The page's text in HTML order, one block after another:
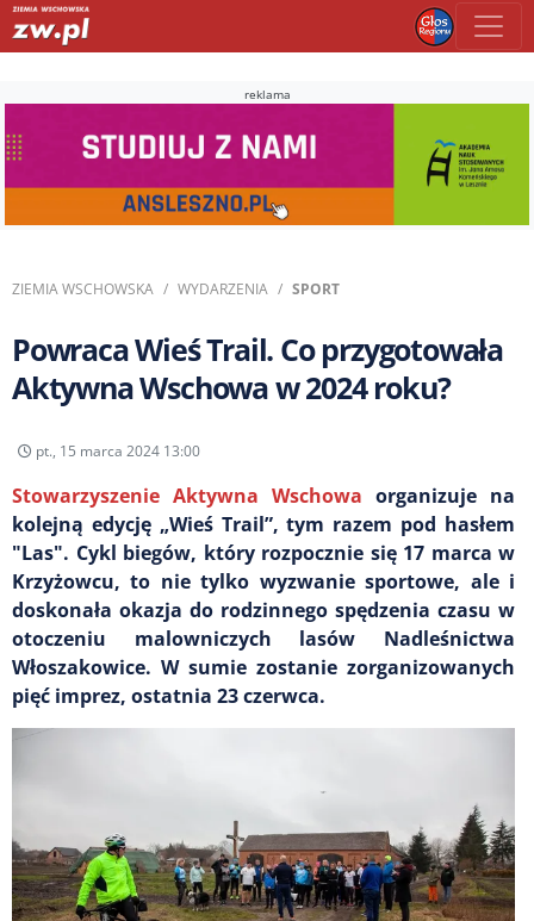
reklama
ZIEMIA WSCHOWSKA WYDARZENIA SPORT
Powraca Wieś Trail. Co przygotowała
Aktywna Wschowa w 2024 roku?
pt., 15 marca 2024 13:00
Stowarzyszenie Aktywna Wschowa organizuje na
kolejną edycję „Wieś Trail”, tym razem pod hasłem
"Las". Cykl biegów, który rozpocznie się 17 marca w
Krzyżowcu, to nie tylko wyzwanie sportowe, ale i
doskonała okazja do rodzinnego spędzenia czasu w
otoczeniu malowniczych lasów Nadleśnictwa
Włoszakowice. W sumie zostanie zorganizowanych
pięć imprez, ostatnia 23 czerwca.